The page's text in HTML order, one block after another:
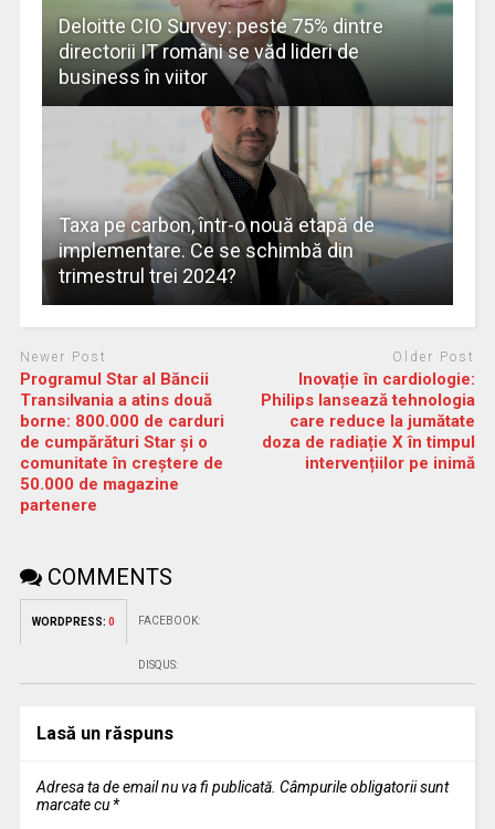
Deloitte CIO Survey: peste 75% dintre
directorii IT români se văd lideri de
business în viitor
Taxa pe carbon, într-o nouă etapă de
implementare. Ce se schimbă din
trimestrul trei 2024?
Newer Post
Programul Star al Băncii
Transilvania a atins două
borne: 800.000 de carduri
de cumpărături Star și o
comunitate în creștere de
50.000 de magazine
partenere
Older Post
Inovație în cardiologie:
Philips lansează tehnologia
care reduce la jumătate
doza de radiație X în timpul
intervențiilor pe inimă
COMMENTS
WORDPRESS: 0 FACEBOOK:
DISQUS:
Lasă un răspuns
Adresa ta de email nu va fi publicată. Câmpurile obligatorii sunt
marcate cu *